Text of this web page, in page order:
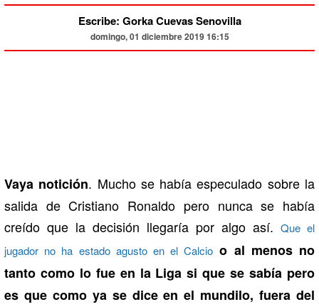
Escribe: Gorka Cuevas Senovilla
domingo, 01 diciembre 2019 16:15
Vaya notición. Mucho se había especulado sobre la
salida de Cristiano Ronaldo pero nunca se había
creído que la decisión llegaría por algo así. Que el
jugador no ha estado agusto en el Calcio o al menos no
tanto como lo fue en la Liga si que se sabía pero
es que como ya se dice en el mundilo, fuera del